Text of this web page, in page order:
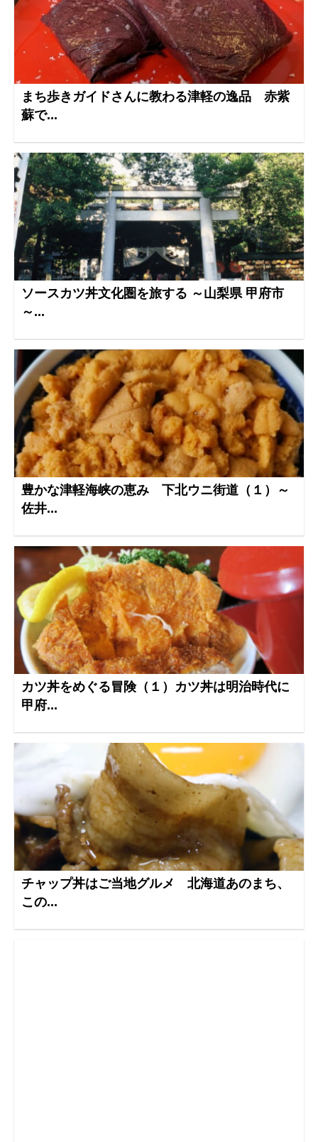
まち歩きガイドさんに教わる津軽の逸品 赤紫
蘇で...
ソースカツ丼文化圏を旅する ～山梨県 甲府市
～...
豊かな津軽海峡の恵み 下北ウニ街道（１）～
佐井...
カツ丼をめぐる冒険（１）カツ丼は明治時代に
甲府...
チャップ丼はご当地グルメ 北海道あのまち、
この...